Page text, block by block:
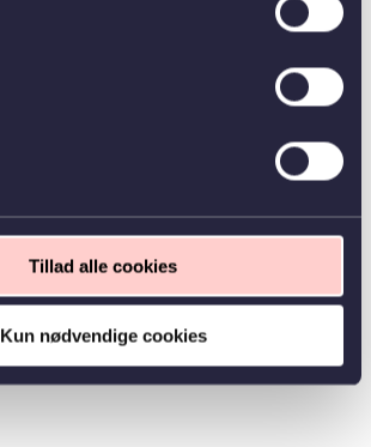
Tillad alle cookies
Kun nødvendige cookies